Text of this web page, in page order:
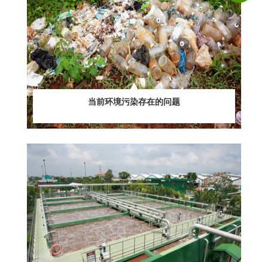
当前环境污染存在的问题